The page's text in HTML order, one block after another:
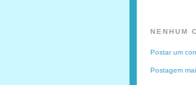
NENHUM
Postar um
Postagem